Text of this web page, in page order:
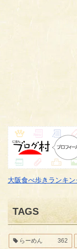
大阪食べ歩きランキン
TAGS
らーめん 362